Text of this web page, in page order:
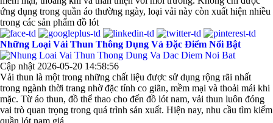
ứng dụng trong quần áo thường ngày, loại vải này còn xuất hiện nhiều
trong các sản phẩm đồ lót
Những Loại Vải Thun Thông Dụng Và Đặc Điểm Nổi Bật
Cập nhật 2026-05-20 14:58:56
Vải thun là một trong những chất liệu được sử dụng rộng rãi nhất
trong ngành thời trang nhờ đặc tính co giãn, mềm mại và thoải mái khi
mặc. Từ áo thun, đồ thể thao cho đến đồ lót nam, vải thun luôn đóng
vai trò quan trọng trong quá trình sản xuất. Hiện nay, nhu cầu tìm kiếm
quần lót nam giá